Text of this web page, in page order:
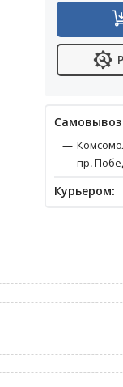
Cамовывоз
пр.
Курьером: